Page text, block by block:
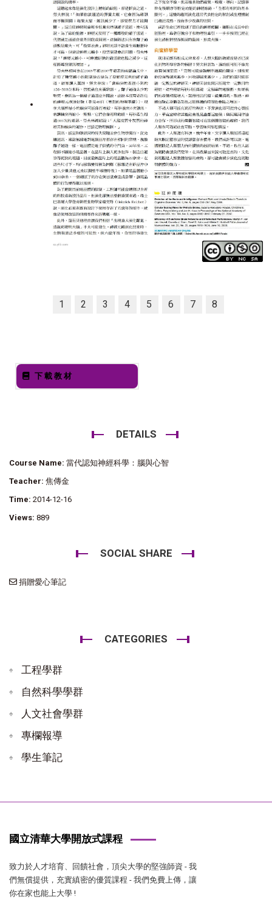
1 2 3 4 5 6 7 8
下載教材
DETAILS
Course Name: 當代認知神經科學：腦與心智
Teacher: 焦傳金
Time: 2014-12-16
Views: 889
SOCIAL SHARE
捐贈愛心筆記
CATEGORIES
工程學群
自然科學學群
人文社會學群
專欄報導
學生筆記
國立清華大學開放式課程
致力於人才培育、回饋社會，頂尖大學的堅強師資 - 我
們無償提供，充實縝密的優質課程 - 我們免費上傳，讓
你在家也能上大學 !